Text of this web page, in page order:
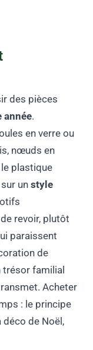
des pièces
année.
en verre ou
nœuds en
plastique
sur unstyle
revoir, plutôt
paraissent
de
trésor familial
Acheter
: le principe
déco de Noël,